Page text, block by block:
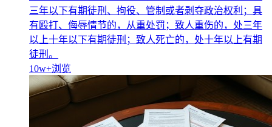
三年以下有期徒刑、拘役、管制或者剥夺政治权利；具
有殴打、侮辱情节的，从重处罚；致人重伤的，处三年
以上十年以下有期徒刑；致人死亡的，处十年以上有期
徒刑。
10w+浏览